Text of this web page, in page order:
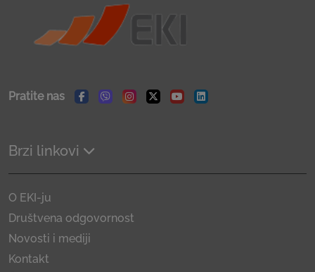
Pratite nas
Facebook
ViberInstagram
TwitterYoutubeLinkedin
Brzi linkovi
O EKI-ju
Društvena odgovornost
Novosti i mediji
Kontakt